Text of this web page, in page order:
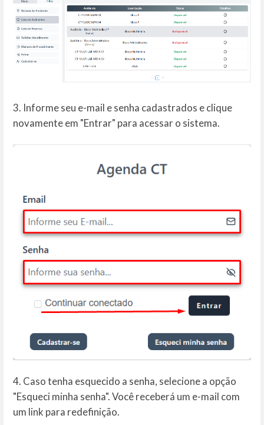
3. Informe seu e-mail e senha cadastrados e clique
novamente em "Entrar" para acessar o sistema.
4. Caso tenha esquecido a senha, selecione a opção
"Esqueci minha senha". Você receberá um e-mail com
um link para redefinição.